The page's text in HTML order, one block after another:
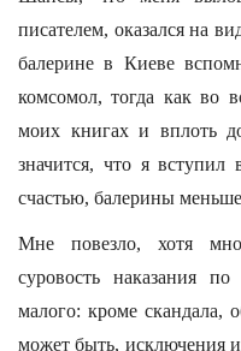
писателем, оказался на
балерине в Киеве
комсомол, тогда как во
моих книгах и вплоть
значится, что я
счастью, балерины
Мне повезло, хотя
суровость наказания
малого: кроме скандала,
может быть, исключения